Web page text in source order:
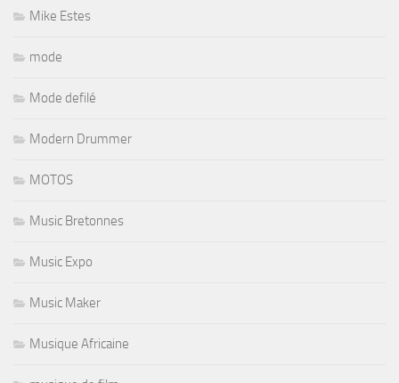
Mike Estes
mode
Mode defilé
Modern Drummer
MOTOS
Music Bretonnes
Music Expo
Music Maker
Musique Africaine